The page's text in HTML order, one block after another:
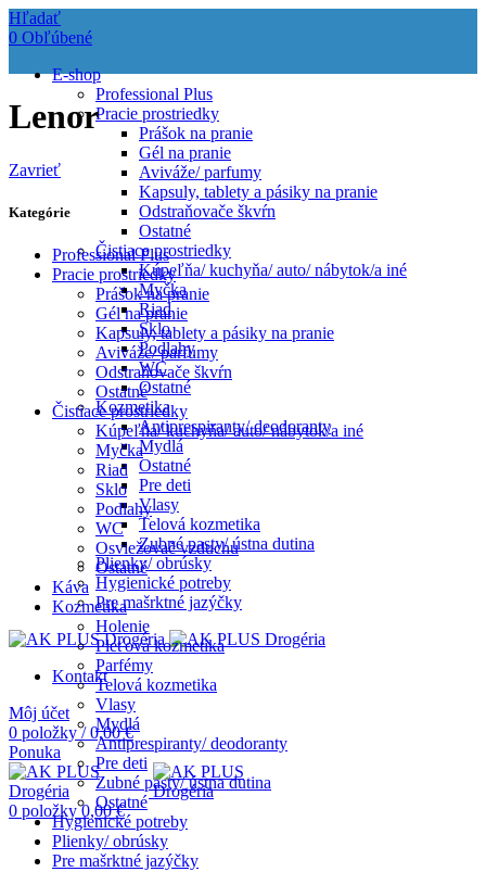
Hľadať
0 Obľúbené
E-shop
Professional Plus
Pracie prostriedky
Prášok na pranie
Gél na pranie
Aviváže/ parfumy
Kapsuly, tablety a pásiky na pranie
Odstraňovače škvŕn
Ostatné
Čistiace prostriedky
Kúpeľňa/ kuchyňa/ auto/ nábytok/a iné
Myčka
Riad
Sklo
Podlahy
WC
Ostatné
Kozmetika
Antiprespiranty/ deodoranty
Mydlá
Ostatné
Pre deti
Vlasy
Telová kozmetika
Zubné pasty/ ústna dutina
Plienky/ obrúsky
Hygienické potreby
Pre mašrktné jazýčky
Kontakt
Môj účet
0 položky / 0,00€
Ponuka
0 položky 0,00€
Lenor
Zavrieť
Kategórie
Professional Plus
Pracie prostriedky
Prášok na pranie
Gél na pranie
Kapsuly, tablety a pásiky na pranie
Aviváže/ parfumy
Odstraňovače škvŕn
Ostatné
Čistiace prostriedky
Kúpeľňa/ kuchyňa/ auto/ nábytok/a iné
Myčka
Riad
Sklo
Podlahy
WC
Osviežovač vzduchu
Ostatné
Káva
Kozmetika
Holenie
Pleťová kozmetika
Parfémy
Telová kozmetika
Vlasy
Mydlá
Antiprespiranty/ deodoranty
Pre deti
Zubné pasty/ ústna dutina
Ostatné
Hygienické potreby
Plienky/ obrúsky
Pre mašrktné jazýčky